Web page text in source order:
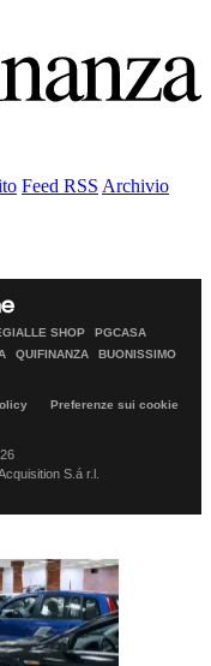
Feed RSS Archivio
SHOP
PGCASA
QUIFINANZA
BUONISSIMO
Preferenze sui cookie
S.á r.l.